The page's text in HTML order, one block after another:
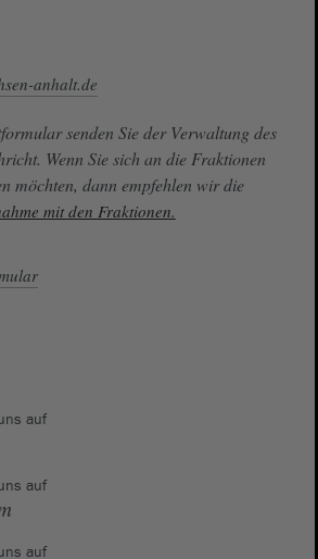
anhalt.de
senden Sie der Verwaltung des
Wenn Sie sich an die Fraktionen
möchten, dann empfehlen wir die
mit den Fraktionen.
auf
auf
auf